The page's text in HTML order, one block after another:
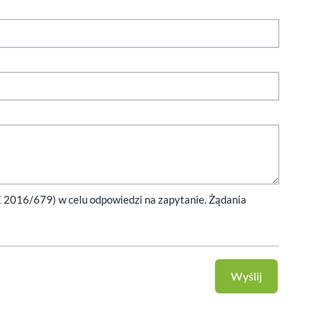
679) w celu odpowiedzi na zapytanie. Żądania
Wyślij